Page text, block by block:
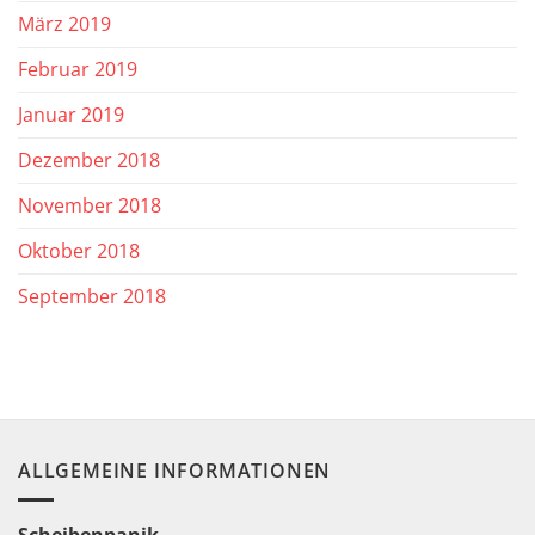
März 2019
Februar 2019
Januar 2019
Dezember 2018
November 2018
Oktober 2018
September 2018
ALLGEMEINE INFORMATIONEN